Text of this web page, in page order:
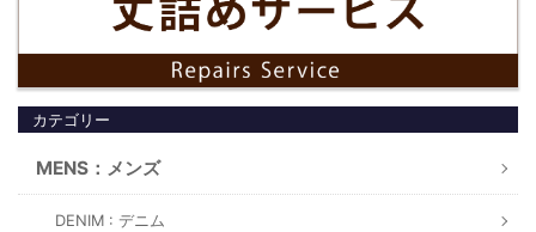
カテゴリー
MENS：メンズ
DENIM : デニム